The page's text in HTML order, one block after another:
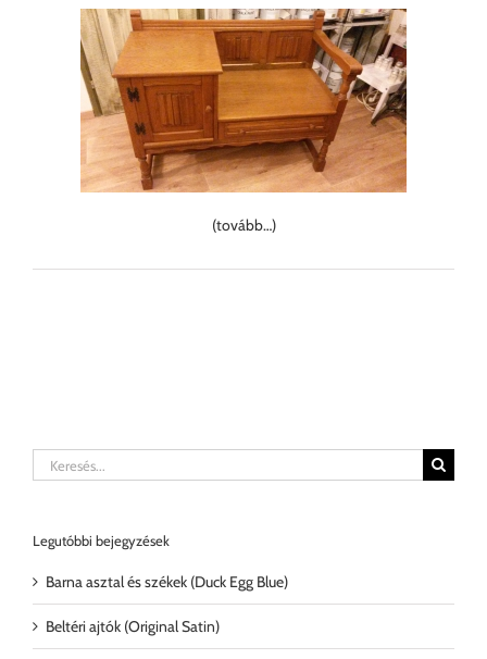
(tovább…)
Keresés...
Legutóbbi bejegyzések
Barna asztal és székek (Duck Egg Blue)
Beltéri ajtók (Original Satin)